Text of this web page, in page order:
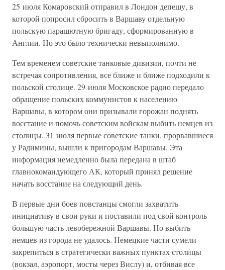
25 июля Комаровский отправил в Лондон депешу, в
которой попросил сбросить в Варшаву отдельную
польскую парашютную бригаду, сформированную в
Англии. Но это было технически невыполнимо.
Тем временем советские танковые дивизии, почти не
встречая сопротивления, все ближе и ближе подходили к
польской столице. 29 июля Московское радио передало
обращение польских коммунистов к населению
Варшавы, в котором они призывали горожан поднять
восстание и помочь советским войскам выбить немцев из
столицы. 31 июля первые советские танки, прорвавшиеся
у Радимины, вышли к пригородам Варшавы. Эта
информация немедленно была передана в штаб
главнокомандующего АК, который принял решение
начать восстание на следующий день.
В первые дни боев повстанцы смогли захватить
инициативу в свои руки и поставили под свой контроль
большую часть левобережной Варшавы. Но выбить
немцев из города не удалось. Немецкие части сумели
закрепиться в стратегически важных пунктах столицы
(вокзал, аэропорт, мосты через Вислу) и, отбивая все